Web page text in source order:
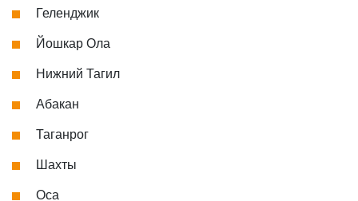
Геленджик
Йошкар Ола
Нижний Тагил
Абакан
Таганрог
Шахты
Оса